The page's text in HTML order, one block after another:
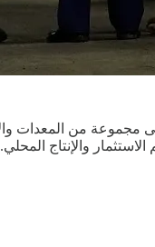
مجموعة من المعدات
والإنتاج المحلي.